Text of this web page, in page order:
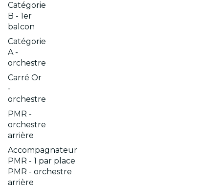
Catégorie
B - 1er
balcon
Catégorie
A -
orchestre
Carré Or
-
orchestre
PMR -
orchestre
arrière
Accompagnateur
PMR - 1 par place
PMR - orchestre
arrière